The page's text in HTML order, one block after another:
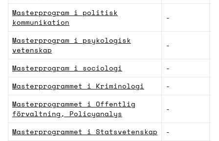
Masterprogram i politisk
kommunikation
-
Masterprogram i psykologisk
vetenskap
-
Masterprogram i sociologi -
Masterprogrammet i Kriminologi
-
Masterprogrammet i Offentlig
förvaltning, Policyanalys
-
Masterprogrammet i Statsvetenskap -